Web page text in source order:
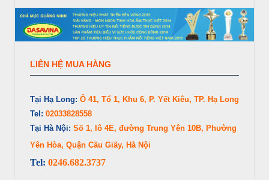
LIÊN HỆ MUA HÀNG
Tại Hạ Long: Ô 41, Tổ 1, Khu 6, P. Yết Kiêu, TP. Hạ Long
Tel: 02033828558
Tại Hà Nội: Số 1, lô 4E, đường Trung Yên 10B, Phường
Yên Hòa, Quận Cầu Giấy, Hà Nội
Tel: 0246.682.3737